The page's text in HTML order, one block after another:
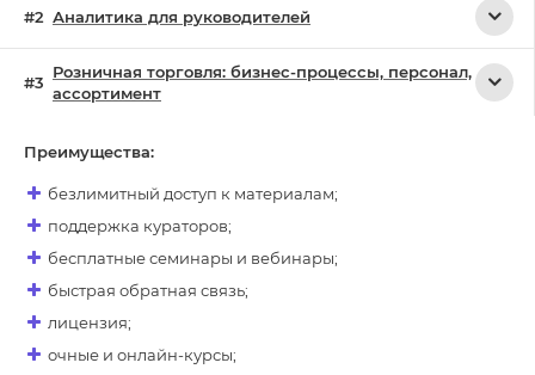
Аналитика для руководителей
Розничная торговля: бизнес-процессы, персонал,
ассортимент
Преимущества:
безлимитный доступ к материалам;
поддержка кураторов;
бесплатные семинары и вебинары;
быстрая обратная связь;
лицензия;
очные и онлайн-курсы;